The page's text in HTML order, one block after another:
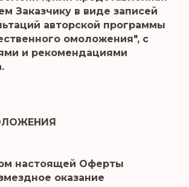
Заказчику в виде записей
авторской программы
омоложения", с
и рекомендациями
настоящей Оферты
оказание